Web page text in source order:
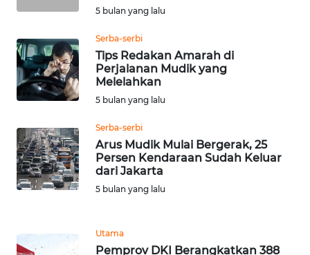
5 bulan yang lalu
Serba-serbi
Tips Redakan Amarah di
Perjalanan Mudik yang
Melelahkan
5 bulan yang lalu
Serba-serbi
Arus Mudik Mulai Bergerak, 25
Persen Kendaraan Sudah Keluar
dari Jakarta
5 bulan yang lalu
Utama
Pemprov DKI Berangkatkan 388
JOGJA
WN
JATIM
WN
WN
KALBAR